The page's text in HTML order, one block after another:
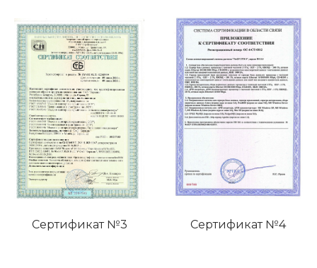
Сертификат №3 Сертификат №4